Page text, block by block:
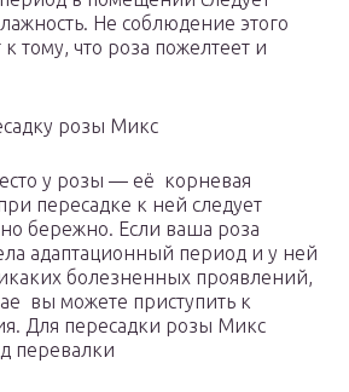
Не соблюдение этого
тому, что роза пожелтеет и
розы Микс
у розы — её корневая
пересадке к ней следует
бережно. Если ваша роза
адаптационный период и у ней
болезненных проявлений,
вы можете приступить к
Для пересадки розы Микс
перевалки